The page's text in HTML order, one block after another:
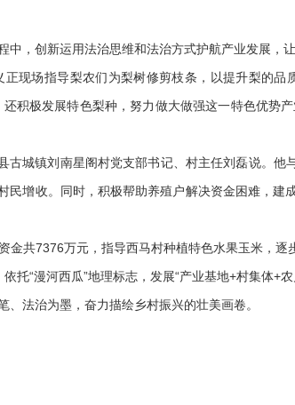
创新运用法治思维和法治方式护航产业发展，让
场指导梨农们为梨树修剪枝条，以提升梨的品
积极发展特色梨种，努力做大做强这一特色优势
城镇刘南星阁村党支部书记、村主任刘磊说。他
民增收。同时，积极帮助养殖户解决资金困难，
共7376万元，指导西马村种植特色水果玉米，逐
“漫河西瓜”地理标志，发展“产业基地+村集体+
法治为墨，奋力描绘乡村振兴的壮美画卷。